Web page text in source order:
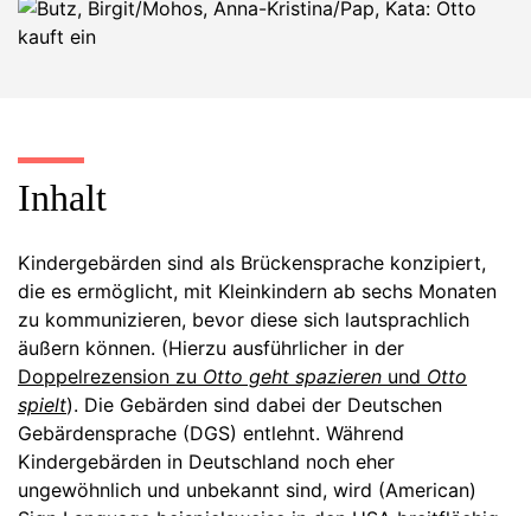
Inhalt
Kindergebärden sind als Brückensprache konzipiert,
die es ermöglicht, mit Kleinkindern ab sechs Monaten
zu kommunizieren, bevor diese sich lautsprachlich
äußern können. (Hierzu ausführlicher in der
Doppelrezension zu Otto geht spazieren und Otto
spielt). Die Gebärden sind dabei der Deutschen
Gebärdensprache (DGS) entlehnt. Während
Kindergebärden in Deutschland noch eher
ungewöhnlich und unbekannt sind, wird (American)